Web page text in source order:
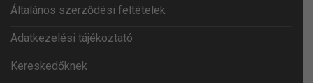
Általános szerződési feltételek
Adatkezelési tájékoztató
Kereskedőknek